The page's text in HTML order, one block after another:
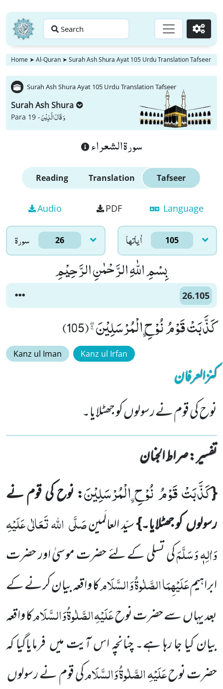
Search Go
Home ➤ Al-Quran ➤ Surah Ash Shura Ayat 105 Urdu Translation Tafseer
Surah Ash Shura Ayat 105 Urdu Translation Tafseer
Surah Ash Shura
Para 19 -وَ قَالَ الَّذِیْنَ
سورة الشعراء
Reading Translation Tafseer
Audio PDF Language
سورۃ 26 اٰياتها 105
بِسْمِ اللّٰهِ الرَّحْمٰنِ الرَّحِیْمِ
26.105
كَذَّبَتْ قَوْمُ نُوْحِ ﹰالْمُرْسَلِیْنَﭕ(105)
Kanz ul Iman Kanz ul Irfan
کنزالعرفان
نوح کی قوم نے رسولوں کو جھٹلایا۔
تفسیر : ‎صراط الجنان
{كَذَّبَتْ قَوْمُ نُوْحِ ﹰالْمُرْسَلِیْنَ: نوح کی قوم نے
رسولوں کو جھٹلایا۔}سیّد العالَمینصَلَّی اللہ تَعَالٰی عَلَیْہِ
وَاٰلِہٖ وَسَلَّمَکی تسلی کے لئے حضرت موسیٰ اور حضرت
ابراہیمعَلَیْہِمَا الصَّلٰوۃُ وَالسَّلَامکا واقعہ بیان کرنے کے
بعد یہاں سے حضرت نوحعَلَیْہِالصَّلٰوۃُوَالسَّلَامکا واقعہ
بیان کیا جا رہا ہے۔ چنانچہ اس آیت میں فرمایاگیا کہ
حضرت نوحعَلَیْہِالصَّلٰوۃُوَالسَّلَامکی قوم نے رسولوں